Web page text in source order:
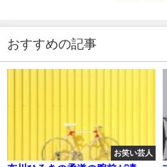
おすすめの記事
お笑い芸人